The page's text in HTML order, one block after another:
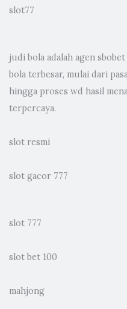
slot77
judi bola adalah agen
bola terbesar, mulai dari
hingga proses wd hasil
terpercaya.
slot resmi
slot gacor 777
slot 777
slot bet 100
mahjong